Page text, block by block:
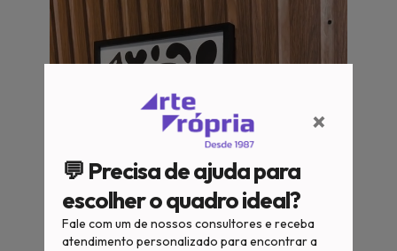
×
💬 Precisa de ajuda para
escolher o quadro ideal?
Fale com um de nossos consultores e receba
atendimento personalizado para encontrar a